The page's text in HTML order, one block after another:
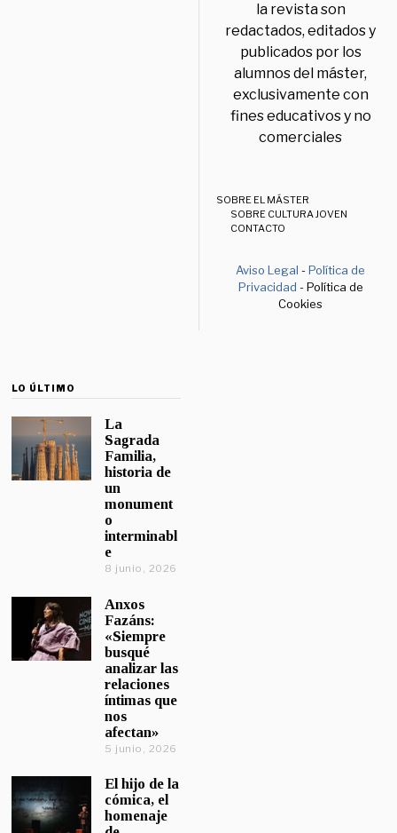
la revista son
redactados, editados y
publicados por los
alumnos del máster,
exclusivamente con
fines educativos y no
comerciales
SOBRE EL MÁSTER
SOBRE CULTURA JOVEN
CONTACTO
Aviso Legal -Política de
Privacidad - Política de
Cookies
LO ÚLTIMO
La
Sagrada
Familia,
historia de
un
monument
o
interminabl
e
8 junio, 2026
Anxos
Fazáns:
«Siempre
busqué
analizar las
relaciones
íntimas que
nos
afectan»
5 junio, 2026
El hijo de la
cómica, el
homenaje